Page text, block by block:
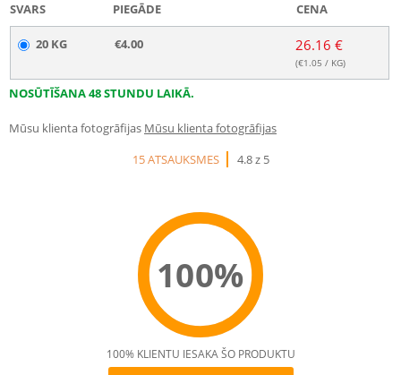
SVARS PIEGĀDE CENA
20 KG €4.00 26.16 €
(€1.05 / KG)
NOSŪTĪŠANA 48 STUNDU LAIKĀ.
Mūsu klienta fotogrāfijas Mūsu klienta fotogrāfijas
15 ATSAUKSMES
4.8 z 5
100%
100% KLIENTU IESAKA ŠO PRODUKTU